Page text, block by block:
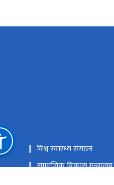
विश्व स्वास्थ्य संगठन
सामाजिक विकास मन्त्रालय